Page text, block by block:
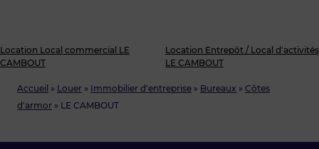
Accueil » Louer » Immobilier d'entreprise » Bureaux » Côtes
d'armor » LE CAMBOUT
Location Local commercial LE
CAMBOUT
Location Entrepôt / Local d’activités
LE CAMBOUT